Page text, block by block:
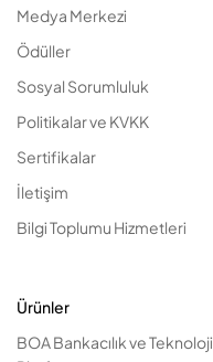
Medya Merkezi
Ödüller
Sosyal Sorumluluk
Politikalar ve KVKK
Sertifikalar
İletişim
Bilgi Toplumu Hizmetleri
Ürünler
BOA Bankacılık ve Teknoloji